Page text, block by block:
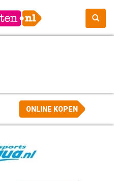
ONLINE KOPEN